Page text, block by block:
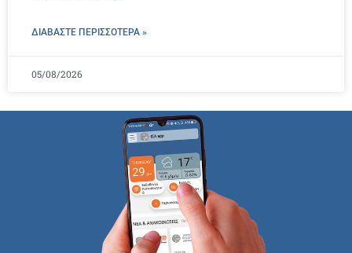
ΔΙΑΒΑΣΤΕ ΠΕΡΙΣΣΌΤΕΡΑ »
05/08/2026